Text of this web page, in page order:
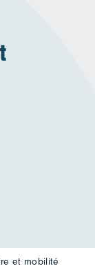
et mobilité